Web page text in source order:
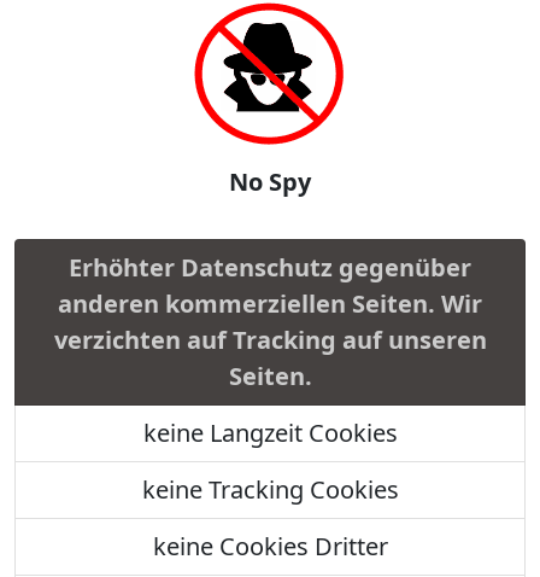
No Spy
Erhöhter Datenschutz gegenüber
anderen kommerziellen Seiten. Wir
verzichten auf Tracking auf unseren
Seiten.
keine Langzeit Cookies
keine Tracking Cookies
keine Cookies Dritter